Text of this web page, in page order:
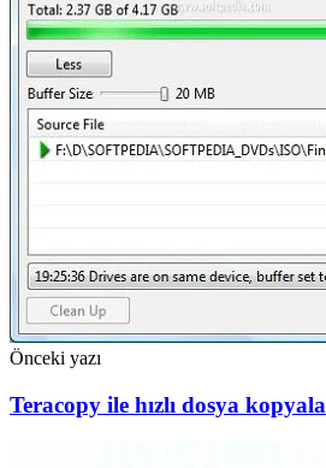
Önceki yazı
Teracopy ile hızlı dosya kopyala